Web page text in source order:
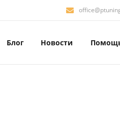
Блог Новости